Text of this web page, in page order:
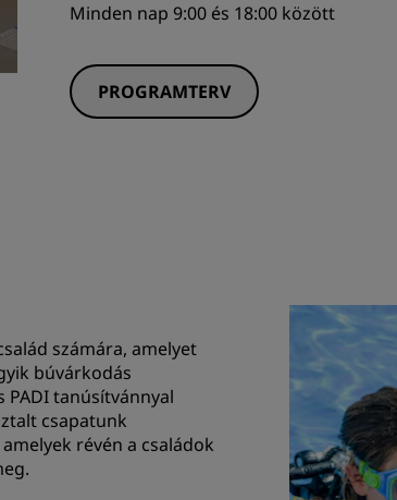
Minden nap 9:00 és 18:00 között
PROGRAMTERV
számára, amelyet
búvárkodás
PADI tanúsítvánnyal
csapatunk
révén a családok